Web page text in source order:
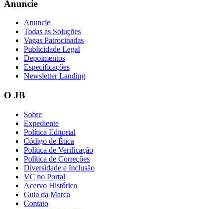
Anuncie
Anuncie
Todas as Soluções
Vagas Patrocinadas
Publicidade Legal
Depoimentos
Especificações
Newsletter Landing
O JB
Sobre
Expediente
Política Editorial
Código de Ética
Política de Verificação
Política de Correções
Diversidade e Inclusão
VC no Portal
Acervo Histórico
Guia da Marca
Contato